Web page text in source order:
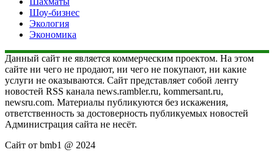
Шоу-бизнес
Экология
Экономика
Данный сайт не является коммерческим проектом. На этом
сайте ни чего не продают, ни чего не покупают, ни какие
услуги не оказываются. Сайт представляет собой ленту
новостей RSS канала news.rambler.ru, kommersant.ru,
newsru.com. Материалы публикуются без искажения,
ответственность за достоверность публикуемых новостей
Администрация сайта не несёт.
Сайт от bmb1 @ 2024